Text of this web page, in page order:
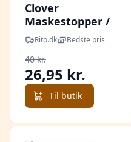
Clover
Maskestopper /
Pindebeskytter
til pindnr. 3,75-
6,50mm - 4 stk
Rito.dk Bedste pris
40 kr.
26,95 kr.
Til butik